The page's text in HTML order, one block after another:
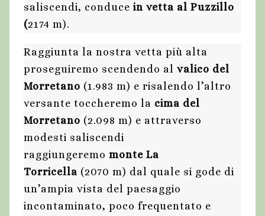
saliscendi, conducein vetta al Puzzillo
(2174 m).
Raggiunta la nostra vetta più alta
proseguiremo scendendo al valico del
Morretano (1.983 m) e risalendo l’altro
versante toccheremo la cima del
Morretano (2.098 m) e attraverso
modesti saliscendi
raggiungeremo monte La
Torricella (2070 m) dal quale si gode di
un’ampia vista del paesaggio
incontaminato, poco frequentato e